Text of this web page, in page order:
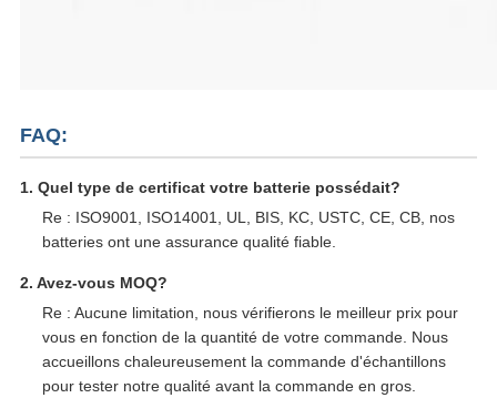
FAQ:
1. Quel type de certificat votre batterie possédait?
Re : ISO9001, ISO14001, UL, BIS, KC, USTC, CE, CB, nos
batteries ont une assurance qualité fiable.
2. Avez-vous MOQ?
Re : Aucune limitation, nous vérifierons le meilleur prix pour
vous en fonction de la quantité de votre commande. Nous
accueillons chaleureusement la commande d'échantillons
pour tester notre qualité avant la commande en gros.